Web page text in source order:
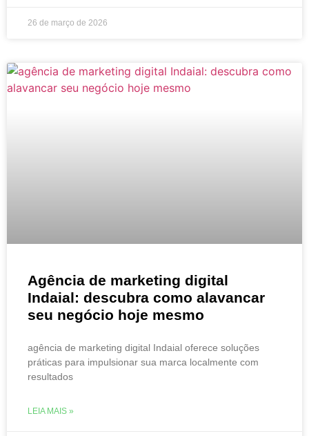
26 de março de 2026
Agência de marketing digital
Indaial: descubra como alavancar
seu negócio hoje mesmo
agência de marketing digital Indaial oferece soluções
práticas para impulsionar sua marca localmente com
resultados
LEIA MAIS »